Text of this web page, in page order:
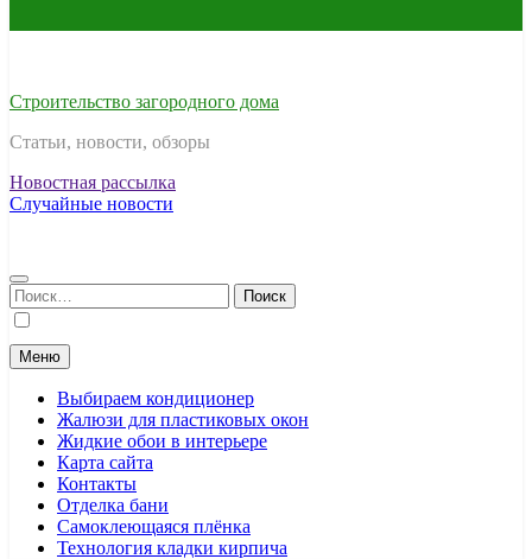
Строительство загородного дома
Статьи, новости, обзоры
Новостная рассылка
Случайные новости
Найти:
Меню
Выбираем кондиционер
Жалюзи для пластиковых окон
Жидкие обои в интерьере
Карта сайта
Контакты
Отделка бани
Самоклеющаяся плёнка
Технология кладки кирпича